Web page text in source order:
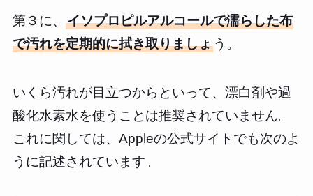
第３に、 イソプロピルアルコールで濡らした布
で汚れを定期的に拭き取りましょう。
いくら汚れが目立つからといって、漂白剤や過
酸化水素水を使うことは推奨されていません。
これに関しては、Appleの公式サイトでも次のよ
うに記述されています。